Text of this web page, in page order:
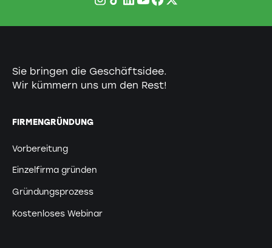
Sie bringen die Geschäftsidee.
Wir kümmern uns um den Rest!
FIRMENGRÜNDUNG
Vorbereitung
Einzelfirma gründen
Gründungsprozess
Kostenloses Webinar